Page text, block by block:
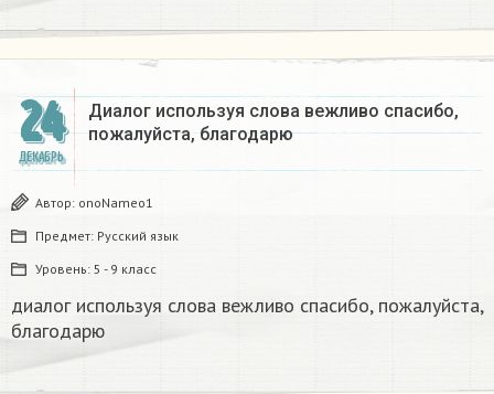
24
ДЕКАБРЬ
Диалог используя слова вежливо спасибо,
пожалуйста, благодарю
Автор: onoNameo1
Предмет: Русский язык
Уровень: 5 - 9 класс
диалог используя слова вежливо спасибо, пожалуйста,
благодарю